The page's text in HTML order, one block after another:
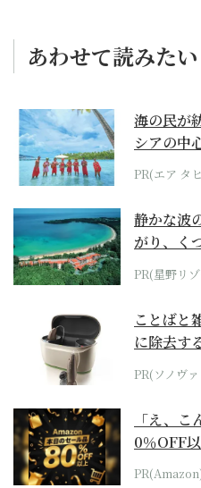
あわせて読みたい
海の民が
シアの中
らみえて
PR(エア タ
静かな波
がり、く
ホテル by...
PR(星野リ
ことばと
に除去す
位モデル
PR(ソノヴ
「え、
0％OFF
本気が...